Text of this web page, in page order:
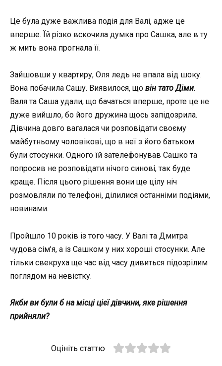
Це була дуже важлива подія для Валі, адже це
вперше. Їй різко вскочила думка про Сашка, але в ту
ж мить вона прогнала її.
Зайшовши у квартиру, Оля ледь не впала від шоку.
Вона побачила Сашу. Виявилося, що він тато Діми.
Валя та Саша удали, що бачаться вперше, проте це не
дуже вийшло, бо його дружина щось запідозрила.
Дівчина довго вагалася чи розповідати своєму
майбутньому чоловікові, що в неї з його батьком
були стосунки. Одного їй зателефонував Сашко та
попросив не розповідати нічого синові, так буде
краще. Після цього рішення вони ще цілу ніч
розмовляли по телефоні, ділилися останніми подіями,
новинами.
Пройшло 10 років із того часу. У Валі та Дмитра
чудова сім’я, а із Сашком у них хороші стосунки. Але
тільки свекруха ще час від часу дивиться підозрілим
поглядом на невістку.
Якби ви були б на місці цієї дівчини, яке рішення
прийняли?
Оцініть статтю